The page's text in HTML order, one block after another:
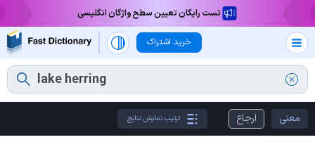
تست رایگان تعیین سطح واژگان انگلیسی
خرید اشتراک
معنی ارجاع ترتیب نمایش نتایج